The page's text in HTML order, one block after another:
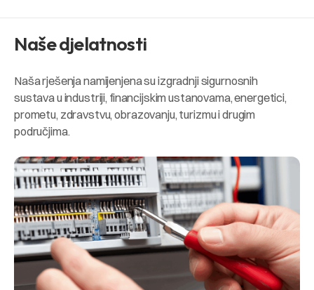
Naše djelatnosti
Naša rješenja namijenjena su izgradnji sigurnosnih
sustava u industriji, financijskim ustanovama, energetici,
prometu, zdravstvu, obrazovanju, turizmu i drugim
područjima.